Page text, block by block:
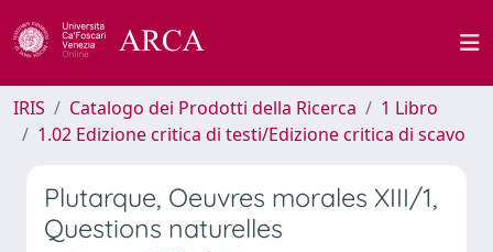
IRIS Catalogo dei Prodotti della Ricerca
1 Libro
1.02 Edizione critica di testi/Edizione critica di scavo
Plutarque, Oeuvres morales XIII/1,
Questions naturelles